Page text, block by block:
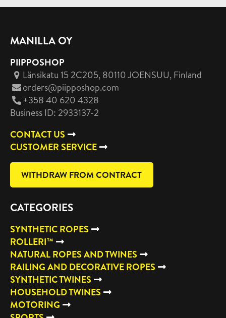
MANILLA OY
PIIPPOSHOP
Länsikatu 15 2C205, 80110 JOENSUU, Finland
orders@piipposhop.com
+358 40 620 4328
Business ID: 2933137-2
CONTACT US
CUSTOMER SERVICE
WITHDRAW FROM CONTRACT
CATEGORIES
SYNTHETIC ROPES
ROLLERI™
NATURAL ROPES AND TWINES
RAILING AND DECORATIVE ROPES
SYNTHETIC TWINES
HOUSEHOLD TWINES
MOTORING